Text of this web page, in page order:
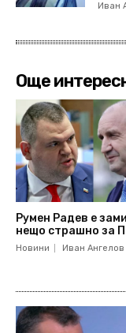
Иван
Още
Румен Радев е
нещо страшно за
Новини Иван Ангелов